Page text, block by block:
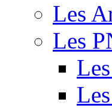
Les
Les